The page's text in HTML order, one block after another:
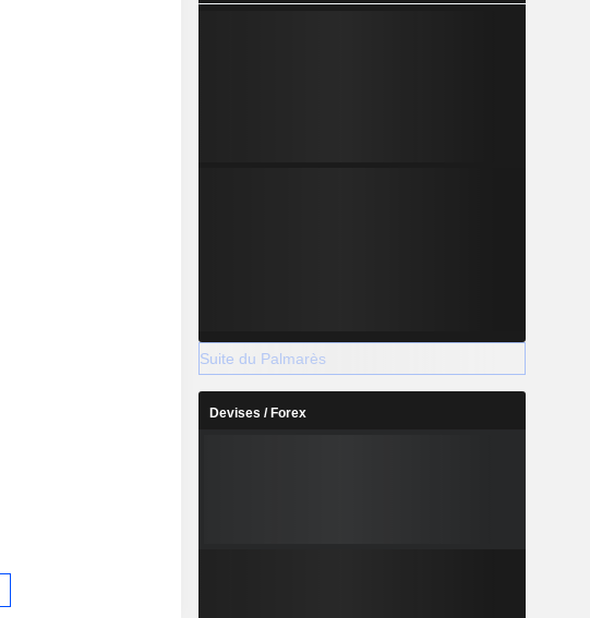
Suite du Palmarès
Devises / Forex